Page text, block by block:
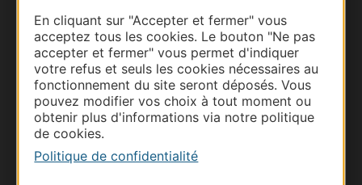
En cliquant sur "Accepter et fermer" vous
acceptez tous les cookies. Le bouton "Ne pas
accepter et fermer" vous permet d'indiquer
votre refus et seuls les cookies nécessaires au
fonctionnement du site seront déposés. Vous
pouvez modifier vos choix à tout moment ou
obtenir plus d'informations via notre politique
de cookies.
Politique de confidentialité
Business/Mice